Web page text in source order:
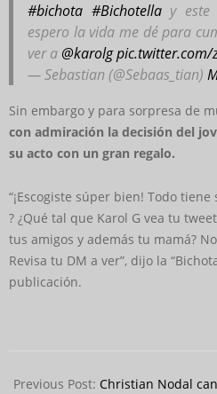
#bichota #Bichotellay este
espero la vida me dé para
ver a @karolgpic.twitter.com/
— Sebastian (@Sebaas_tian)
Sin embargo y para sorpresa de
con admiración la decisión del
su acto con un gran regalo.
“¡Escogiste súper bien! Todo
? ¿Qué tal que Karol G vea tu
tus amigos y además tu mamá?
Revisa tu DM a ver”, dijo la
publicación.
05-
Previous Post: Christian Nodal